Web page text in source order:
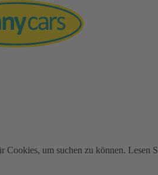
Cookies, um suchen zu können. Lesen